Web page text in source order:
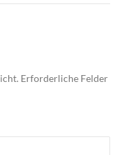
Erforderliche Felder